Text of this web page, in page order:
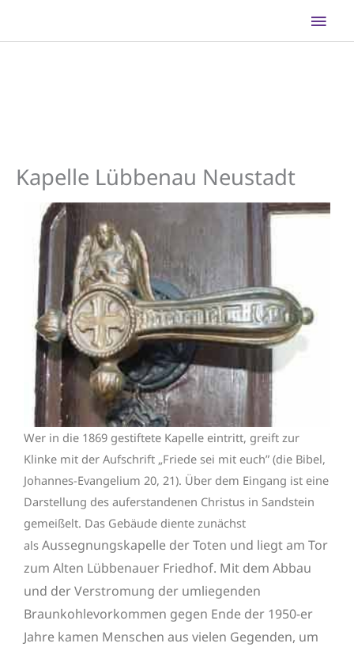
Kapelle Lübbenau Neustadt
Wer in die 1869 gestiftete Kapelle eintritt, greift zur
Klinke mit der Aufschrift „Friede sei mit euch” (die Bibel,
Johannes-Evangelium 20, 21). Über dem Eingang ist eine
Darstellung des auferstandenen Christus in Sandstein
gemeißelt. Das Gebäude diente zunächst
als Aussegnungskapelle der Toten und liegt am Tor
zum Alten Lübbenauer Friedhof. Mit dem Abbau
und der Verstromung der umliegenden
Braunkohlevorkommen gegen Ende der 1950-er
Jahre kamen Menschen aus vielen Gegenden, um